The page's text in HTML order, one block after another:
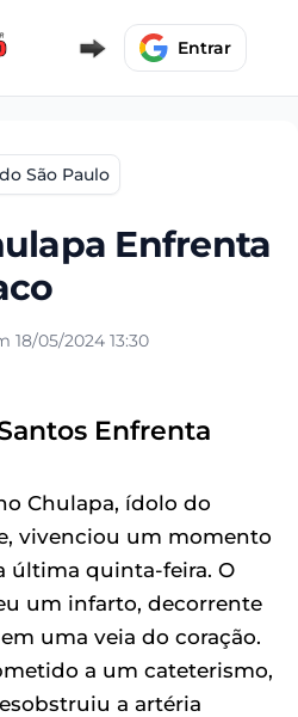
Entrar
São Paulo
Enfrenta
18/05/2024 13:30
Enfrenta
Chulapa, ídolo do
vivenciou um momento
última quinta-feira. O
um infarto, decorrente
uma veia do coração.
a um cateterismo,
a artéria